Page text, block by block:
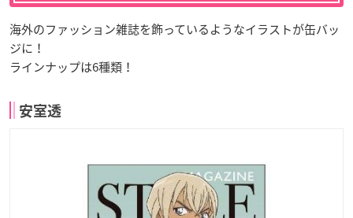
海外のファッション雑誌を飾っているようなイラストが缶バッ
ジに！
ラインナップは6種類！
安室透